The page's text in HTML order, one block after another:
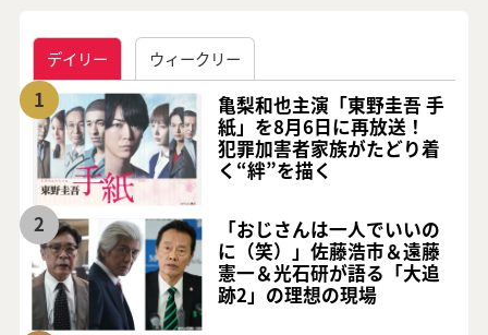
デイリー ウィークリー
1
亀梨和也主演「東野圭吾 手
紙」を8月6日に再放送！
犯罪加害者家族がたどり着
く“絆”を描く
2
「おじさんは一人でいいの
に（笑）」佐藤浩市＆遠藤
憲一＆光石研が語る「大追
跡2」の理想の現場